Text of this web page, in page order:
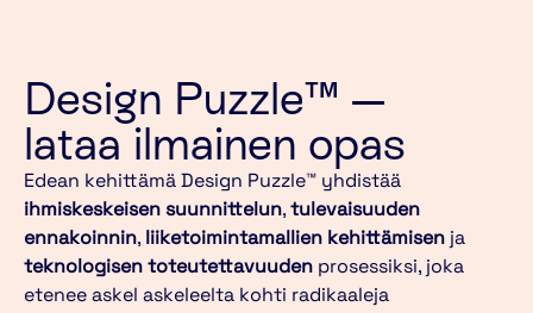
Design Puzzle™ —
lataa ilmainen opas
Edean kehittämä Design Puzzle™ yhdistää
ihmiskeskeisen suunnittelun,tulevaisuuden
ennakoinnin, liiketoimintamallien kehittämisen ja
teknologisen toteutettavuuden prosessiksi, joka
etenee askel askeleelta kohti radikaaleja